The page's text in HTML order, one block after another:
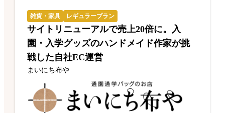
雑貨・家具 レギュラープラン
サイトリニューアルで売上20倍に。入
園・入学グッズのハンドメイド作家が挑
戦した自社EC運営
まいにち布や